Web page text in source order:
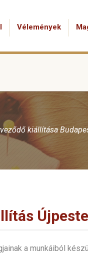
Vélemények
kiállítása
a munkáiból